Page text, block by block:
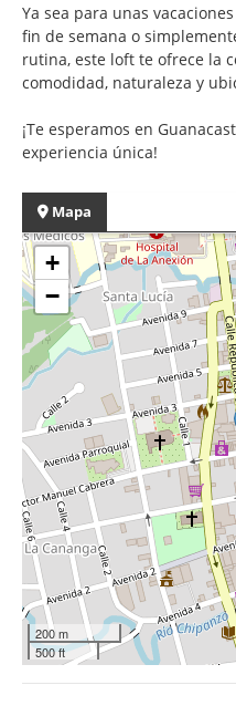
Ya sea para unas
fin de semana o
rutina, este loft te ofrece la
comodidad, naturaleza y
¡Te esperamos en
experiencia única!
Mapa
+
−
200 m
500 ft